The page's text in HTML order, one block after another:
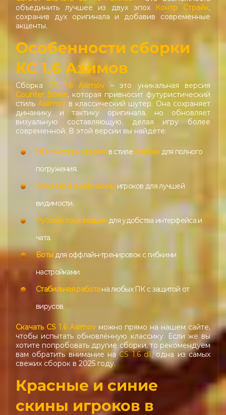
объединить лучшее из двух эпох Контр Страйк,
сохранив дух оригинала и добавив современные
акценты.
Особенности сборки
КС 1.6 Азимов
Сборка CS 1.6 Asimov – это уникальная версия
Counter Strike, которая привносит футуристический
стильAsiimov в классический шутер. Она сохраняет
динамику и тактику оригинала, но обновляет
визуальную составляющую, делая игру более
современной. В этой версии вы найдёте:
HD-текстуры оружияв стилеAsiimovдля полного
погружения.
Красные и синие скиныигроков для лучшей
видимости.
Русская локализациядля удобства интерфейса и
чата.
Ботыдля оффлайн-тренировок с гибкими
настройками.
Стабильная работана любых ПК с защитой от
вирусов.
Скачать CS 1.6 Asimovможно прямо на нашем сайте,
чтобы испытать обновлённую классику. Если же вы
хотите попробовать другие сборки, то рекомендуем
вам обратить внимание наCS 1.6 dll, одна из самых
свежих сборок в 2025 году.
Красные и синие
скины игроков в